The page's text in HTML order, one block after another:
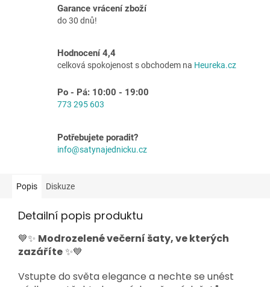
Garance vrácení zboží
do 30 dnů!
Hodnocení 4,4
celková spokojenost s obchodem na Heureka.cz
Po - Pá: 10:00 - 19:00
773 295 603
Potřebujete poradit?
info@satynajednicku.cz
Popis Diskuze
Detailní popis produktu
💙✨ Modrozelené večerní šaty, ve kterých
zazáříte✨💙
Vstupte do světa elegance a nechte se unést